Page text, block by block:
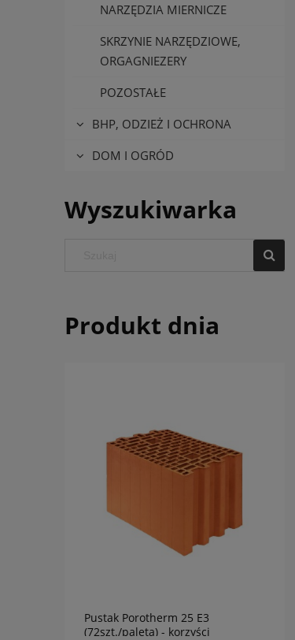
NARZĘDZIA MIERNICZE
SKRZYNIE NARZĘDZIOWE,
ORGAGNIEZERY
POZOSTAŁE
BHP, ODZIEŻ I OCHRONA
DOM I OGRÓD
Wyszukiwarka
Produkt dnia
Pustak Porotherm 25 E3
(72szt./paleta) - korzyści
do koszyka